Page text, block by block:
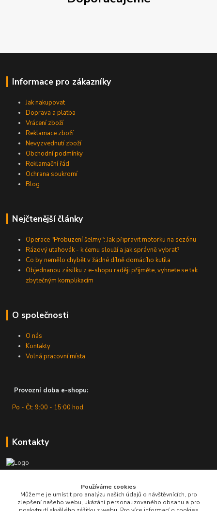
Informace pro zákazníky
Jak nakupovat
Doprava a platba
Vrácení zboží
Reklamace zboží
Nevyzvednutí zboží
Obchodní podmínky
Reklamační řád
Ochrana soukromí
Blog
Nejčtenější články
Operace "Probuzení šelmy": Jak připravit motorku na sezónu
Rázový utahovák - k čemu slouží a jak správně vybrat?
Co by nemělo chybět v žádné dílně domácího kutila
Objednanou zásilku z e-shopu raději přijměte, vyhnete se tak
zbytečným komplikacím
O společnosti
O nás
Kontakty
Volná pracovní místa
Provozní doba e-shopu:
Po - Čt: 9:00 - 15:00 hod.
Kontakty
+420 607 430 416
(Po - Čt: 9 - 15 hod.)
Používáme cookies
Můžeme je umístit pro analýzu našich údajů o návštěvnících, pro
zlepšení našeho webu, ukázání personalizovaného obsahu a pro